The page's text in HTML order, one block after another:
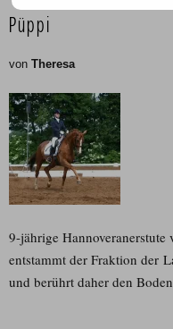
Püppi
von Theresa
9-jährige
entstammt der Fraktion der
und berührt daher den